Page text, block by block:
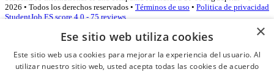
2026 • Todos los derechos reservados • Términos de uso • Politica de privacidad
StudentJob ES score 4.0 - 75 reviews
Acceso empresas
×
Ese sitio web utiliza cookies
Este sitio web usa cookies para mejorar la experiencia del usuario. Al
utilizar nuestro sitio web, usted acepta todas las cookies de acuerdo